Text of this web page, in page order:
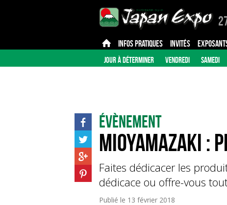
INFOS PRATIQUES INVITÉS
JOUR À DÉTERMINER VENDREDI SAMEDI
Évènement
mioyamazaki :
Faites dédicacer les
dédicace ou offre-vous
Publié le 13 février 2018